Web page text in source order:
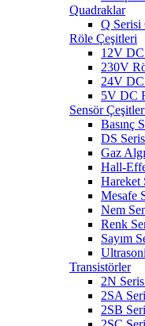
Quadraklar
Q Serisi
Röle Çeşitleri
12V
230V
24V
5V DC
Sensör
Basınç
DS
Gaz
Hall-
Hareket
Mesafe
Nem
Renk
Sayım
Transistörler
2N
2SA
2SB